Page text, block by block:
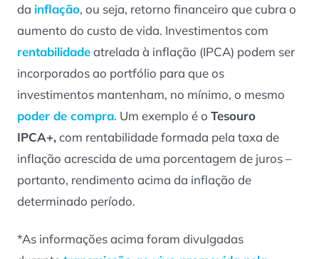
da inflação, ou seja, retorno financeiro que cubra o
aumento do custo de vida. Investimentos com
rentabilidadeatrelada à inflação (IPCA) podem ser
incorporados ao portfólio para que os
investimentos mantenham, no mínimo, o mesmo
poder de compra. Um exemplo é o Tesouro
IPCA+,com rentabilidade formada pela taxa de
inflação acrescida de uma porcentagem de juros –
portanto, rendimento acima da inflação de
determinado período.
*As informações acima foram divulgadas